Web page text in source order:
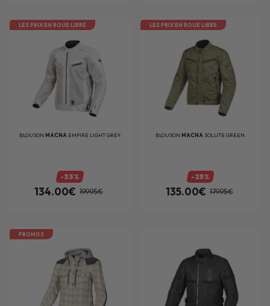
LES PRIX EN ROUE LIBRE
BLOUSON MACNA EMPIRE LIGHT GREY
-33%
134.00€ 199.95€
LES PRIX EN ROUE LIBRE
BLOUSONMACNA SOLUTE GREEN
-25%
135.00€ 179.95€
PROMOS